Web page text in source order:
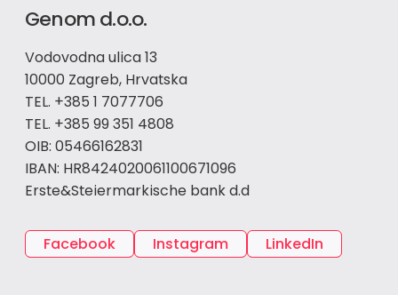
Genom d.o.o.
Vodovodna ulica 13
10000 Zagreb, Hrvatska
TEL. +385 1 7077706
TEL. +385 99 351 4808
OIB: 05466162831
IBAN: HR8424020061100671096
Erste&Steiermarkische bank d.d
Facebook Instagram LinkedIn